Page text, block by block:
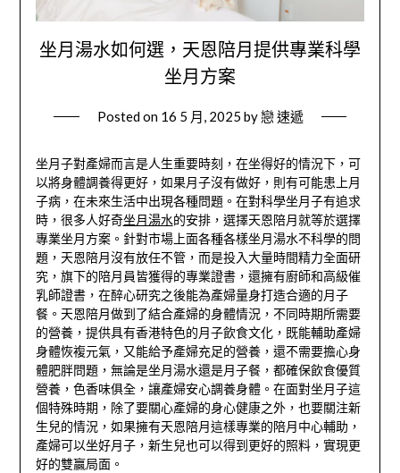
坐月湯水如何選，天恩陪月提供專業科學
坐月方案
Posted on 16 5 月, 2025 by戀 速遞
坐月子對產婦而言是人生重要時刻，在坐得好的情況下，可
以將身體調養得更好，如果月子沒有做好，則有可能患上月
子病，在未來生活中出現各種問題。在對科學坐月子有追求
時，很多人好奇坐月湯水的安排，選擇天恩陪月就等於選擇
專業坐月方案。針對市場上面各種各樣坐月湯水不科學的問
題，天恩陪月沒有放任不管，而是投入大量時間精力全面研
究，旗下的陪月員皆獲得的專業證書，還擁有廚師和高級催
乳師證書，在醉心研究之後能為產婦量身打造合適的月子
餐。天恩陪月做到了結合產婦的身體情況，不同時期所需要
的營養，提供具有香港特色的月子飲食文化，既能輔助產婦
身體恢複元氣，又能給予產婦充足的營養，還不需要擔心身
體肥胖問題，無論是坐月湯水還是月子餐，都確保飲食優質
營養，色香味俱全，讓產婦安心調養身體。在面對坐月子這
個特殊時期，除了要關心產婦的身心健康之外，也要關注新
生兒的情況，如果擁有天恩陪月這樣專業的陪月中心輔助，
產婦可以坐好月子，新生兒也可以得到更好的照料，實現更
好的雙贏局面。